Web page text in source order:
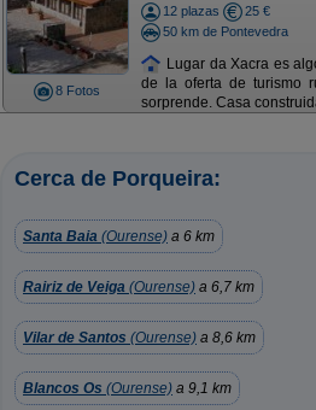
8 Fotos
12 plazas
25 €
50 km de Pontevedra
Lugar da Xacra es
de la oferta de turismo
sorprende. Casa
Cerca de Porqueira:
Santa Baia (Ourense) a 6 km
Rairiz de Veiga (Ourense) a 6,7 km
Vilar de Santos (Ourense) a 8,6 km
Blancos Os (Ourense) a 9,1 km